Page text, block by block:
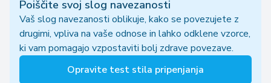
Poiščite svoj slog navezanosti
Vaš slog navezanosti oblikuje, kako se povezujete z
drugimi, vpliva na vaše odnose in lahko odklene vzorce,
ki vam pomagajo vzpostaviti bolj zdrave povezave.
Opravite test stila pripenjanja